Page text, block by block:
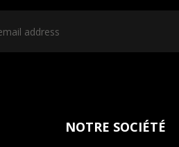
NOTRE SOCIÉTÉ